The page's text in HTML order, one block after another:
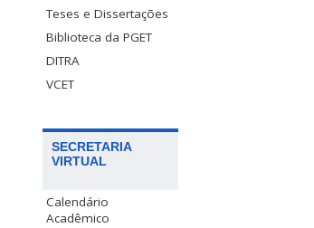
Teses e Dissertações
Biblioteca da PGET
DITRA
VCET
SECRETARIA
VIRTUAL
Calendário
Acadêmico